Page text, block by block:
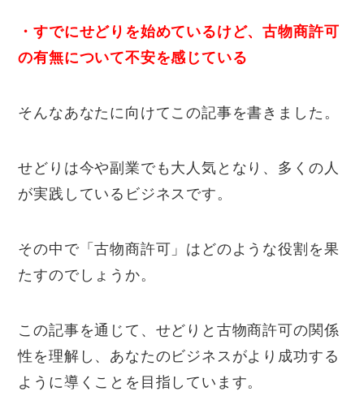
・すでにせどりを始めているけど、古物商許可
の有無について不安を感じている
そんなあなたに向けてこの記事を書きました。
せどりは今や副業でも大人気となり、多くの人
が実践しているビジネスです。
その中で「古物商許可」はどのような役割を果
たすのでしょうか。
この記事を通じて、せどりと古物商許可の関係
性を理解し、あなたのビジネスがより成功する
ように導くことを目指しています。